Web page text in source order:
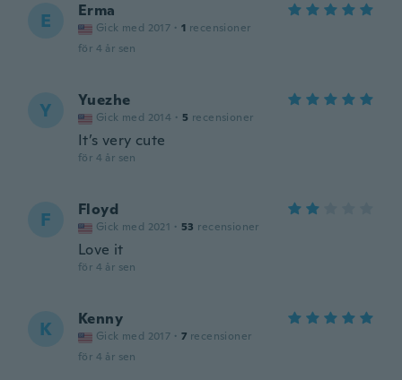
E Erma
Gick med 2017 · 1 recensioner
för 4 år sen
Y Yuezhe
Gick med 2014 · 5 recensioner
It’s very cute
för 4 år sen
F Floyd
Gick med 2021 · 53 recensioner
Love it
för 4 år sen
K Kenny
Gick med 2017 · 7 recensioner
för 4 år sen